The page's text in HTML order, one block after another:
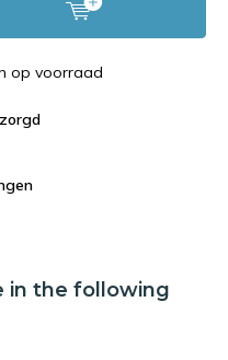
op voorraad
in the following